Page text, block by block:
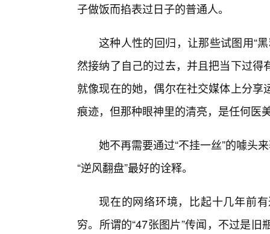
子做饭而掐表过日子的普通人。
这种人性的回归，让那些试图用“
然接纳了自己的过去，并且把当下过
就像现在的她，偶尔在社交媒体上分
痕迹，但那种眼神里的清亮，是任何医
她不再需要通过“不挂一丝”的噱头
“逆风翻盘”最好的诠释。
现在的网络环境，比起十几年前
穷。所谓的“47张图片”传闻，不过是